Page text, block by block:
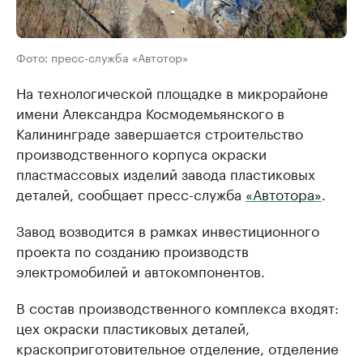
Фото: пресс-служба «Автотор»
На технологической площадке в микрорайоне
имени Александра Космодемьянского в
Калининграде завершается строительство
производственного корпуса окраски
пластмассовых изделий завода пластиковых
деталей, сообщает пресс-служба «Автотора»
Завод возводится в рамках инвестиционного
проекта по созданию производств
электромобилей и автокомпонентов.
В состав производственного комплекса входят:
цех окраски пластиковых деталей,
краскоприготовительное отделение, отделение